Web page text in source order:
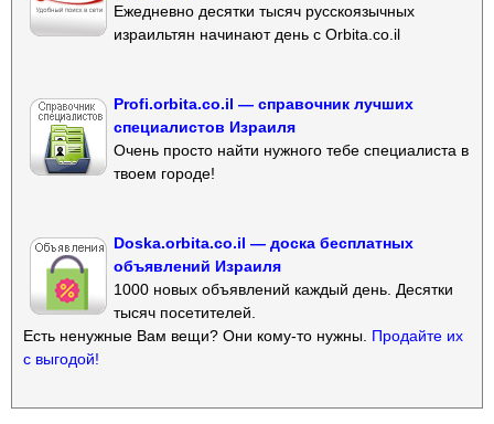
Ежедневно десятки тысяч русскоязычных
израильтян начинают день с Orbita.co.il
Profi.orbita.co.il — справочник лучших
специалистов Израиля
Очень просто найти нужного тебе специалиста в
твоем городе!
Doska.orbita.co.il — доска бесплатных
объявлений Израиля
1000 новых объявлений каждый день. Десятки
тысяч посетителей.
Есть ненужные Вам вещи? Они кому-то нужны. Продайте их
с выгодой!